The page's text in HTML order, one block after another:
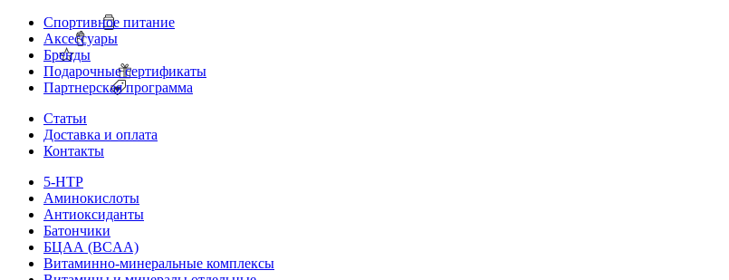
Спортивное питание
Аксессуары
Бренды
Подарочные сертификаты
Партнерская программа
Статьи
Доставка и оплата
Контакты
5-HTP
Аминокислоты
Антиоксиданты
Батончики
БЦАА (BCAA)
Витаминно-минеральные комплексы